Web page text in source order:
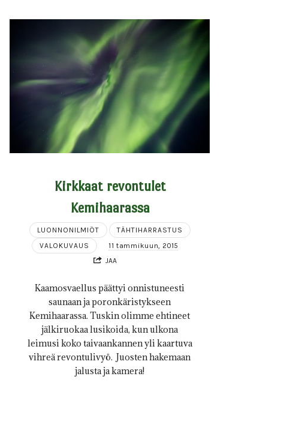
Kirkkaat revontulet
Kemihaarassa
LUONNONILMIÖT
TÄHTIHARRASTUS
VALOKUVAUS
11 tammikuun, 2015
JAA
Kaamosvaellus päättyi onnistuneesti
saunaan ja poronkäristykseen
Kemihaarassa. Tuskin olimme ehtineet
jälkiruokaa lusikoida, kun ulkona
leimusi koko taivaankannen yli kaartuva
vihreä revontulivyö. Juosten hakemaan
jalusta ja kamera!